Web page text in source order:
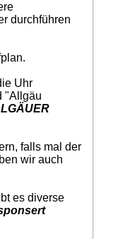
durchführen
Uhr
"Allgäu
falls mal der
wir auch
es diverse